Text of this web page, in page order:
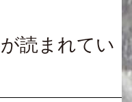
読まれてい